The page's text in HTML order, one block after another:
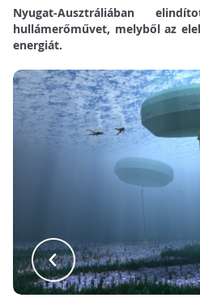
Nyugat-Ausztráliában
hullámerőművet, melyből az
energiát.